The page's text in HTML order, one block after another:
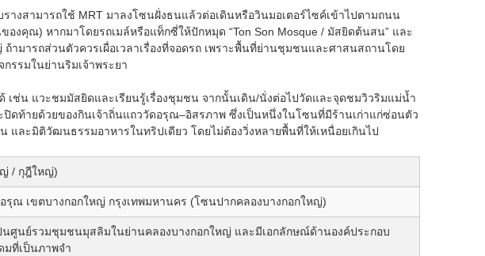
งสามารถใช้ MRT มาลงโซนฝั่งธนแล้วต่อเดินหรือวินมอเตอร์ไซค์เข้าไปตามถนน
งคุณ) หากมาโดยรถเมล์หรือแท็กซี่ให้ปักหมุด “Ton Son Mosque / มัสยิดต้นสน” และ
ามารถส่วนตัวควรเผื่อเวลาเรื่องที่จอดรถ เพราะพื้นที่ย่านชุมชนและศาสนสถานโดย
รรมในย่านริมเจ้าพระยา
เช่น แวะชมมัสยิดและเรียนรู้เรื่องชุมชน จากนั้นเดิน/นั่งต่อไปวัดและจุดชมวิวริมแม่น้ำ
ปิดท้ายด้วยของกินเจ้าถิ่นแถววัดอรุณ–อิสรภาพ ซึ่งเป็นหนึ่งในโซนที่มีร้านเก่าแก่ซ่อนตัว
ละมิติวัฒนธรรมอาหารในทริปเดียว โดยไม่ต้องวิ่งหลายพื้นที่ให้เหนื่อยเกินไป
/ กุฎีใหญ่)
ณ เขตบางกอกใหญ่ กรุงเทพมหานคร (โซนปากคลองบางกอกใหญ่)
นศูนย์รวมชุมชนมุสลิมในย่านคลองบางกอกใหญ่ และมีเอกลักษณ์ด้านองค์ประกอบ
มที่เป็นภาพจำ